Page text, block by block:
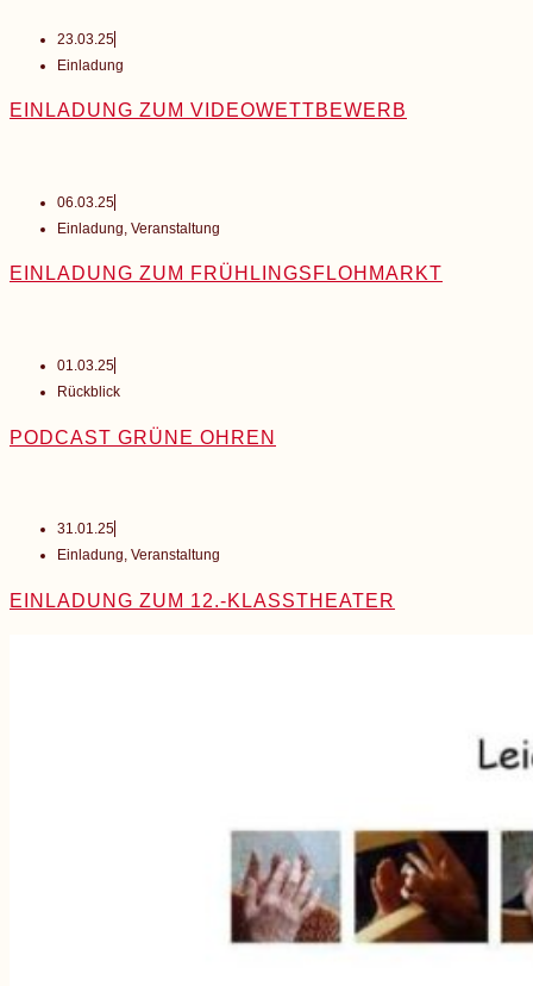
23.03.25
Einladung
EINLADUNG ZUM VIDEOWETTBEWERB
06.03.25
Einladung, Veranstaltung
EINLADUNG ZUM FRÜHLINGSFLOHMARKT
01.03.25
Rückblick
PODCAST GRÜNE OHREN
31.01.25
Einladung, Veranstaltung
EINLADUNG ZUM 12.-KLASSTHEATER